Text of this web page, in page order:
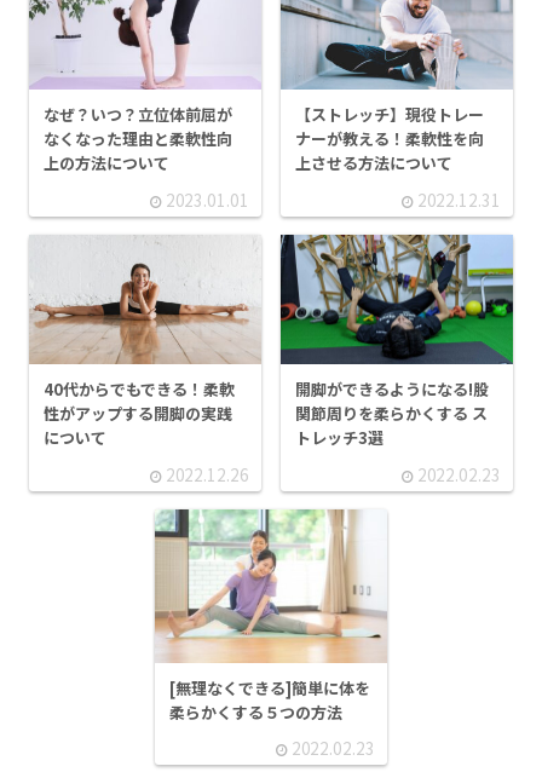
なぜ？いつ？立位体前屈が
なくなった理由と柔軟性向
上の方法について
2023.01.01
【ストレッチ】現役トレー
ナーが教える！柔軟性を向
上させる方法について
2022.12.31
40代からでもできる！柔軟
性がアップする開脚の実践
について
2022.12.26
開脚ができるようになる!股
関節周りを柔らかくする ス
トレッチ3選
2022.02.23
[無理なくできる]簡単に体を
柔らかくする５つの方法
2022.02.23